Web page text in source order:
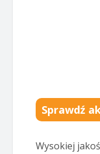
Sprawdź
Wysokiej